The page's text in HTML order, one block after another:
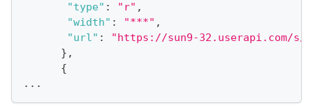
"type" : "r" ,
"width" : "***" ,
"url" :
"https://sun9-32.userapi.com/s/v1/
} ,
{
...